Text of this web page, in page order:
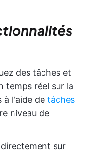
des tâches et
temps réel sur la
à l'aide de tâches
niveau de
sur